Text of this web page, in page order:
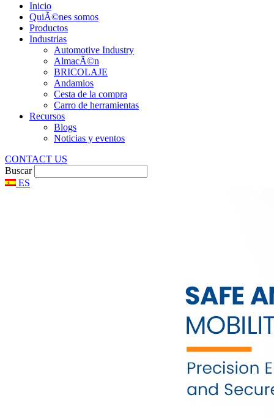
Inicio
QuiÃ©nes somos
Productos
Industrias
Automotive Industry
AlmacÃ©n
BRICOLAJE
Andamios
Cesta de la compra
Carro de herramientas
Recursos
Blogs
Noticias y eventos
CONTACT US
Buscar
ES